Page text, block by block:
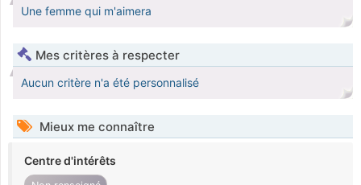
Une femme qui m'aimera
Mes critères à respecter
Aucun critère n'a été personnalisé
Mieux me connaître
Centre d'intérêts